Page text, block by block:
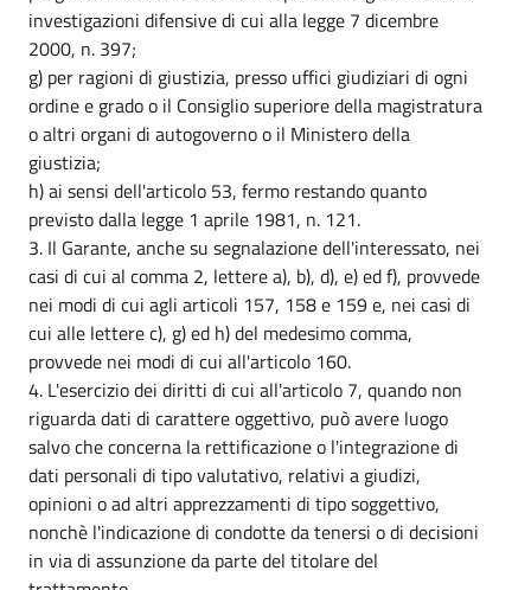
investigazioni difensive di cui alla legge 7 dicembre
2000, n. 397;
g) per ragioni di giustizia, presso uffici giudiziari di ogni
ordine e grado o il Consiglio superiore della magistratura
o altri organi di autogoverno o il Ministero della
giustizia;
h) ai sensi dell'articolo 53, fermo restando quanto
previsto dalla legge 1 aprile 1981, n. 121.
3. Il Garante, anche su segnalazione dell'interessato, nei
casi di cui al comma 2, lettere a), b), d), e) ed f), provvede
nei modi di cui agli articoli 157, 158 e 159 e, nei casi di
cui alle lettere c), g) ed h) del medesimo comma,
provvede nei modi di cui all'articolo 160.
4. L'esercizio dei diritti di cui all'articolo 7, quando non
riguarda dati di carattere oggettivo, può avere luogo
salvo che concerna la rettificazione o l'integrazione di
dati personali di tipo valutativo, relativi a giudizi,
opinioni o ad altri apprezzamenti di tipo soggettivo,
nonchè l'indicazione di condotte da tenersi o di decisioni
in via di assunzione da parte del titolare del